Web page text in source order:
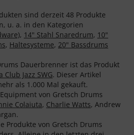
sind derzeit 48 Produkte
u. a. in den Kategorien
, 14" Stahl Snaredrum, 10"
, Haltesysteme, 20" Bassdrums
Dauerbrenner ist das Produkt
Jazz SWG. Dieser Artikel
als 1.000 Mal gekauft.
von Gretsch Drums
Colaiuta, Charlie Watts, Andrew
Produkte von Gretsch Drums